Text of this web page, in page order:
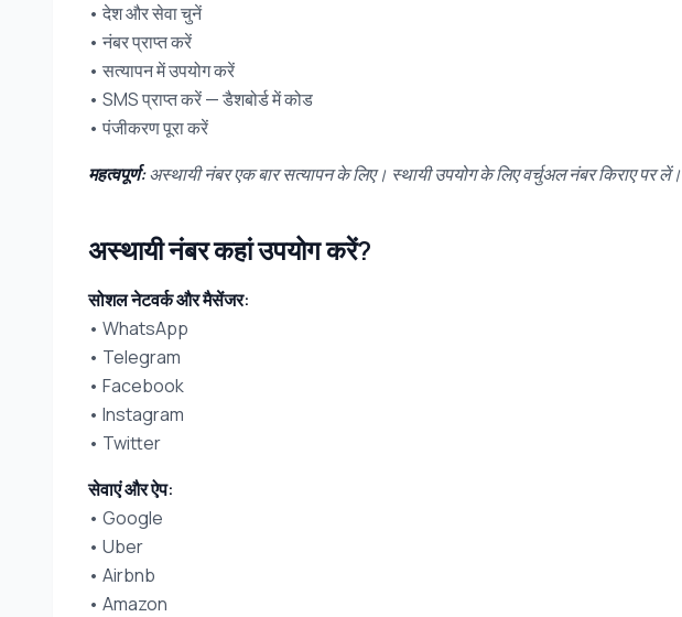
• देश और सेवा चुनें
• नंबर प्राप्त करें
• सत्यापन में उपयोग करें
• SMS प्राप्त करें — डैशबोर्ड में कोड
• पंजीकरण पूरा करें
महत्वपूर्ण:अस्थायी नंबर एक बार सत्यापन के लिए। स्थायी उपयोग के लिए वर्चुअल नंबर किराए पर लें।
अस्थायी नंबर कहां उपयोग करें?
सोशल नेटवर्क और मैसेंजर:
• WhatsApp
• Telegram
• Facebook
• Instagram
• Twitter
सेवाएं और ऐप:
• Google
• Uber
• Airbnb
• Amazon